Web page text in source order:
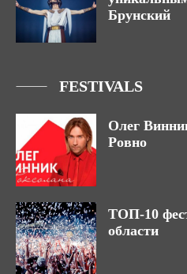
Брунский
FESTIVALS
Олег
Ровно
ТОП-10
области